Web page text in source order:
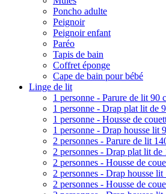
Poncho adulte
Peignoir
Peignoir enfant
Paréo
Tapis de bain
Coffret éponge
Cape de bain pour bébé
Linge de lit
1 personne - Parure de lit 90
1 personne - Drap plat lit de
1 personne - Housse de
1 personne - Drap housse lit
2 personnes - Parure de lit
2 personnes - Drap plat lit de
2 personnes - Housse de
2 personnes - Drap housse lit
2 personnes - Housse de